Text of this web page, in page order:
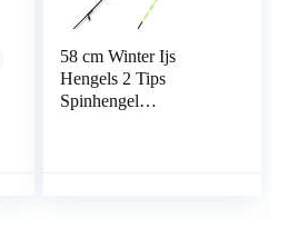
58 cm Winter Ijs
Hengels 2 Tips
Spinhengel